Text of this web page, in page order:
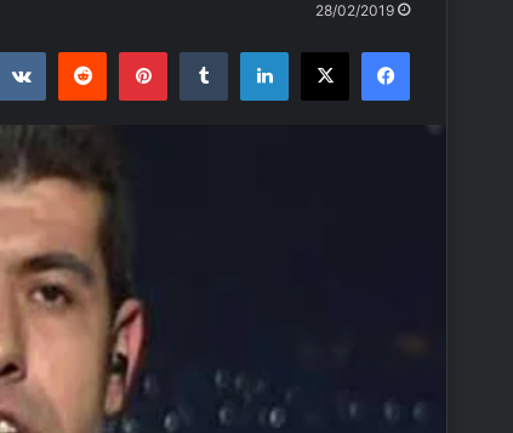
28/02/2019
Facebook
X
LinkedIn
Tumblr
Pinterest